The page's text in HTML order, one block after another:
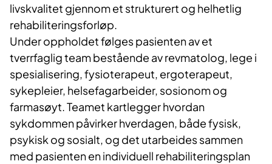
livskvalitet gjennom et strukturert og helhetlig
rehabiliteringsforløp.
Under oppholdet følges pasienten av et
tverrfaglig team bestående av revmatolog, lege i
spesialisering, fysioterapeut, ergoterapeut,
sykepleier, helsefagarbeider, sosionom og
farmasøyt. Teamet kartlegger hvordan
sykdommen påvirker hverdagen, både fysisk,
psykisk og sosialt, og det utarbeides sammen
med pasienten en individuell rehabiliteringsplan